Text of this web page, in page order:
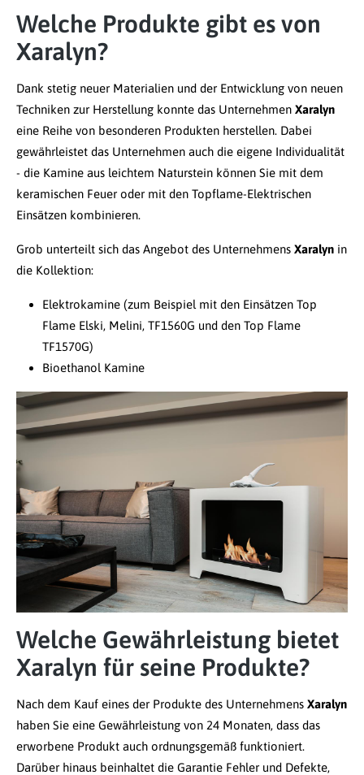
Welche Produkte gibt es von
Xaralyn?
Dank stetig neuer Materialien und der Entwicklung von neuen
Techniken zur Herstellung konnte das Unternehmen Xaralyn
eine Reihe von besonderen Produkten herstellen. Dabei
gewährleistet das Unternehmen auch die eigene Individualität
- die Kamine aus leichtem Naturstein können Sie mit dem
keramischen Feuer oder mit den Topflame-Elektrischen
Einsätzen kombinieren.
Grob unterteilt sich das Angebot des Unternehmens Xaralyn in
die Kollektion:
Elektrokamine (zum Beispiel mit den Einsätzen Top
Flame Elski, Melini, TF1560G und den Top Flame
TF1570G)
Bioethanol Kamine
Welche Gewährleistung bietet
Xaralyn für seine Produkte?
Nach dem Kauf eines der Produkte des Unternehmens Xaralyn
haben Sie eine Gewährleistung von 24 Monaten, dass das
erworbene Produkt auch ordnungsgemäß funktioniert.
Darüber hinaus beinhaltet die Garantie Fehler und Defekte,